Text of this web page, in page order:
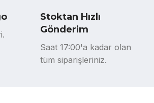
Stoktan Hızlı
Gönderim
Saat 17:00'a kadar olan
tüm siparişleriniz.